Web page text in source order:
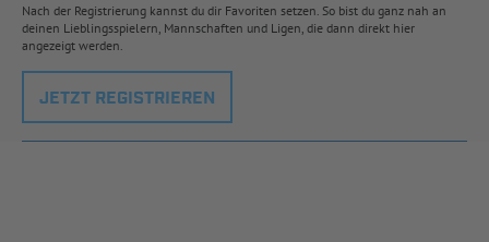
Nach der Registrierung kannst du dir Favoriten setzen. So bist du ganz nah an
deinen Lieblingsspielern, Mannschaften und Ligen, die dann direkt hier
angezeigt werden.
JETZT REGISTRIEREN